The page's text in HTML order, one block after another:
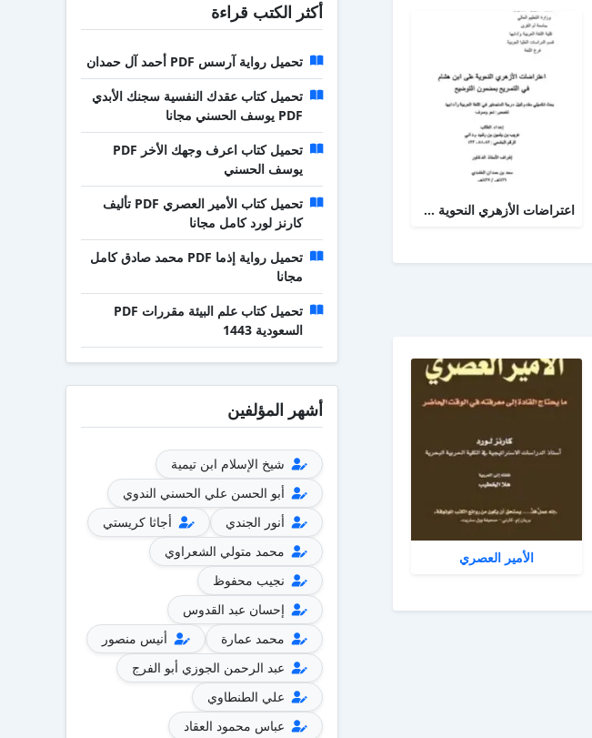
اعتراضات الأزهري النحوية على ابن هشام في التصريح بمضمون التوضيح
الأمير العصري
أكثر الكتب قراءة
تحميل رواية آرسس PDF أحمد آل حمدان
تحميل كتاب عقدك النفسية سجنك الأبدي
PDF يوسف الحسني مجانا
تحميل كتاب اعرف وجهك الأخر PDF
يوسف الحسني
تحميل كتاب الأمير العصري PDF تأليف
كارنز لورد كامل مجانا
تحميل رواية إذما PDF محمد صادق كامل
مجانا
تحميل كتاب علم البيئة مقررات PDF
السعودية 1443
أشهر المؤلفين
شيخ الإسلام ابن تيمية
أبو الحسن علي الحسني الندوي
أنور الجندي
أجاثا كريستي
محمد متولي الشعراوي
نجيب محفوظ
إحسان عبد القدوس
محمد عمارة
أنيس منصور
عبد الرحمن الجوزي أبو الفرج
علي الطنطاوي
عباس محمود العقاد